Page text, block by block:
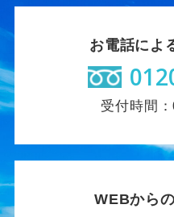
お電話によ
受付時間
WEBから